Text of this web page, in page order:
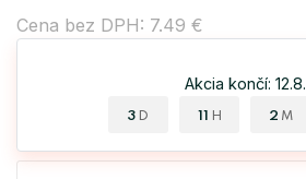
Cena bez DPH: 7.49 €
Akcia končí: 12.8.
3 D 11 H 2 M